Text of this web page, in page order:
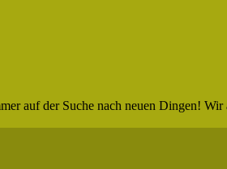
auf der Suche nach neuen Dingen!